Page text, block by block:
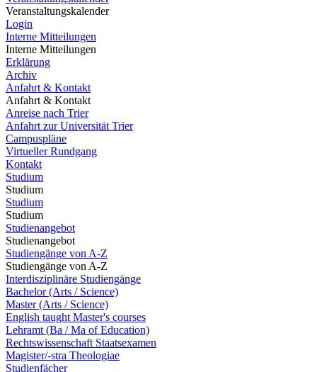
Veranstaltungskalender
Login
Interne Mitteilungen
Interne Mitteilungen
Erklärung
Archiv
Anfahrt & Kontakt
Anfahrt & Kontakt
Anreise nach Trier
Anfahrt zur Universität Trier
Campuspläne
Virtueller Rundgang
Kontakt
Studium
Studium
Studium
Studium
Studienangebot
Studienangebot
Studiengänge von A-Z
Studiengänge von A-Z
Interdisziplinäre Studiengänge
Bachelor (Arts / Science)
Master (Arts / Science)
English taught Master's courses
Lehramt (Ba / Ma of Education)
Rechtswissenschaft Staatsexamen
Magister/-stra Theologiae
Studienfächer